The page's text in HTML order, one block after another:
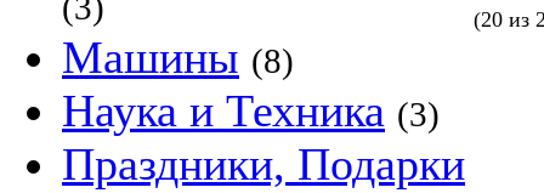
Машины (8)
Наука и Техника (3)
Праздники, Подарки
(20 из